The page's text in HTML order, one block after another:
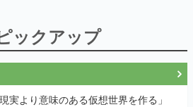
ックアップ
現実より意味のある仮想世界を作る」